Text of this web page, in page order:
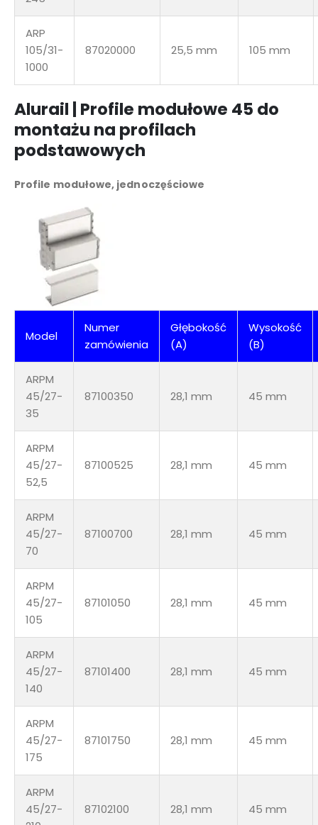
ARP
105/31-
1000
87020000 25,5 mm 105 mm
Alurail | Profile modułowe 45 do
montażu na profilach
podstawowych
Profile modułowe, jednoczęściowe
Model
Numer
zamówienia
Głębokość
(A)
Wysokość
(B)
ARPM
45/27-
35
87100350 28,1 mm 45 mm
ARPM
45/27-
52,5
87100525 28,1 mm 45 mm
ARPM
45/27-
70
87100700 28,1 mm 45 mm
ARPM
45/27-
105
87101050 28,1 mm 45 mm
ARPM
45/27-
140
87101400 28,1 mm 45 mm
ARPM
45/27-
175
87101750 28,1 mm 45 mm
ARPM
45/27-
87102100 28,1 mm 45 mm